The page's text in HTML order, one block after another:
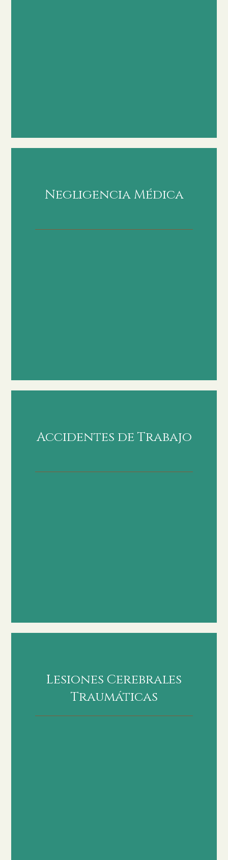
Negligencia Médica
Accidentes de Trabajo
Lesiones Cerebrales
Traumáticas